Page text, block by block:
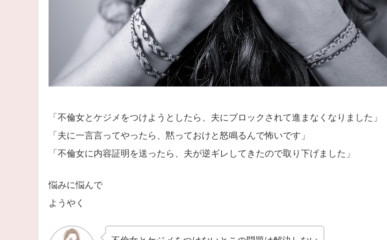
「不倫女とケジメをつけようとしたら、夫にブロックされて進まなくなりました」
「夫に一言言ってやったら、黙っておけと怒鳴るんで怖いです」
「不倫女に内容証明を送ったら、夫が逆ギレしてきたので取り下げました」
悩みに悩んで
ようやく